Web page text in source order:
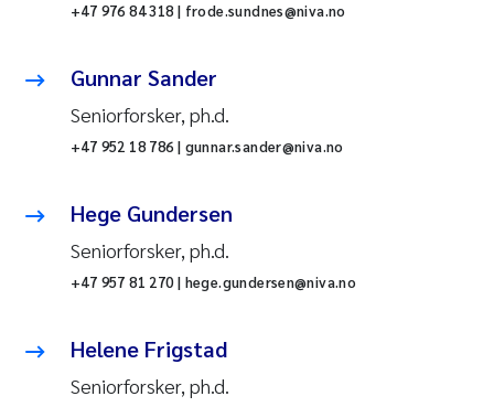
+47 976 84 318 | frode.sundnes@niva.no
Gunnar Sander
Seniorforsker, ph.d.
+47 952 18 786 | gunnar.sander@niva.no
Hege Gundersen
Seniorforsker, ph.d.
+47 957 81 270 | hege.gundersen@niva.no
Helene Frigstad
Seniorforsker, ph.d.